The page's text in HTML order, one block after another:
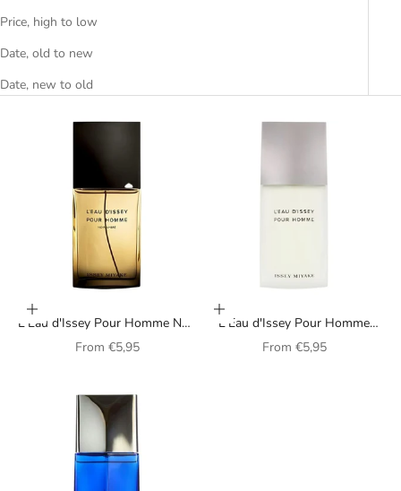
Price, high to low
Date, old to new
Date, new to old
Choose options
L'Eau d'Issey Pour Homme Noir
Ambre Issey Miyake perfume
Sale price
From €5,95
Choose options
L'Eau d'Issey Pour Homme
fragrance by Issey Miyake for
Sale price
From €5,95